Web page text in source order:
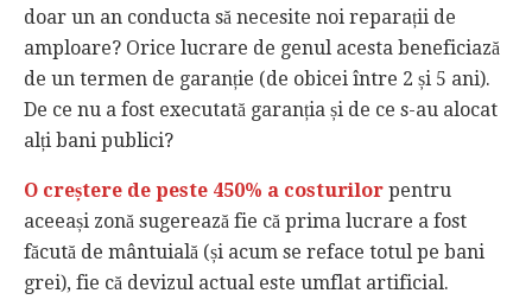
doar un an conducta să necesite noi reparații de
amploare? Orice lucrare de genul acesta beneficiază
de un termen de garanție (de obicei între 2 și 5 ani).
De ce nu a fost executată garanția și de ce s-au alocat
alți bani publici?
O creștere de peste 450% a costurilor pentru
aceeași zonă sugerează fie că prima lucrare a fost
făcută de mântuială (și acum se reface totul pe bani
grei), fie că devizul actual este umflat artificial.